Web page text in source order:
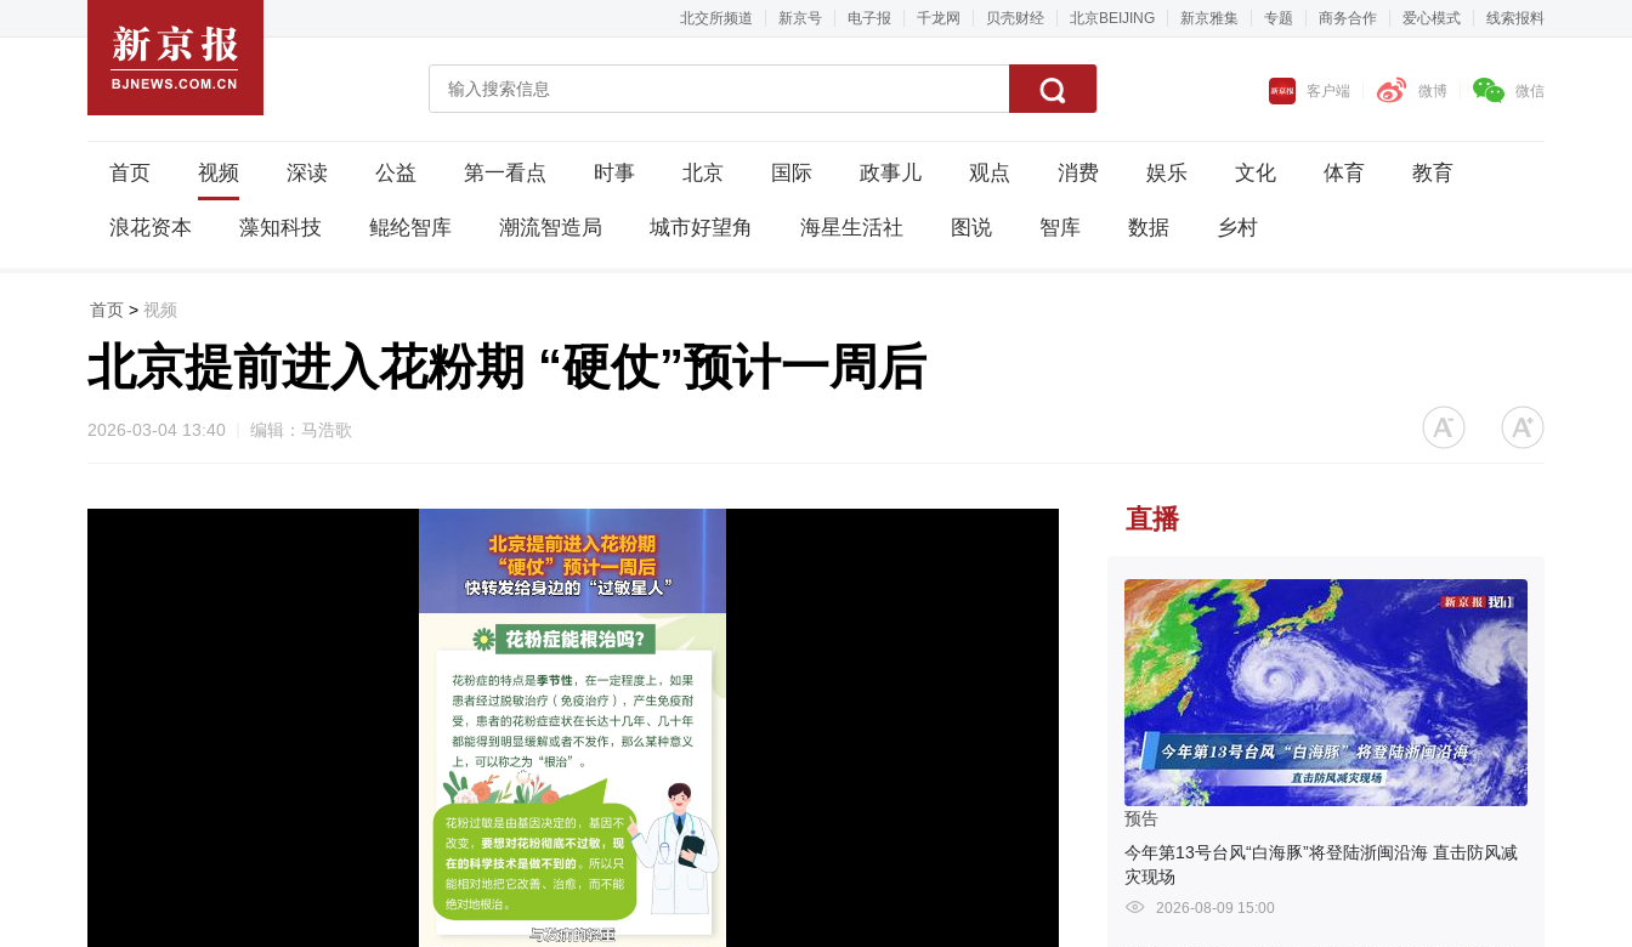
北交所频道 新京号 电子报 千龙网 贝壳财经 北京BEIJING 新京雅集 专题 商务合作 爱心模式 线索报料
客户端 微博 微信
首页 视频 深读 公益 第一看点 时事 北京 国际 政事儿 观点 消费 娱乐 文化 体育 教育
浪花资本 藻知科技 鲲纶智库 潮流智造局 城市好望角 海星生活社 图说 智库 数据 乡村
首页 > 视频
北京提前进入花粉期 “硬仗”预计一周后
2026-03-04 13:40 编辑：马浩歌
直播
预告
今年第13号台风“白海豚”将登陆浙闽沿海 直击防风减
灾现场
2026-08-09 15:00